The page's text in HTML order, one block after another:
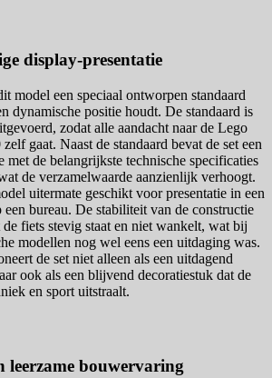
display-presentatie
model een speciaal ontworpen standaard
dynamische positie houdt. De standaard is
zodat alle aandacht naar de Lego
gaat. Naast de standaard bevat de set een
met de belangrijkste technische specificaties
de verzamelwaarde aanzienlijk verhoogt.
uitermate geschikt voor presentatie in een
bureau. De stabiliteit van de constructie
fiets stevig staat en niet wankelt, wat bij
modellen nog wel eens een uitdaging was.
de set niet alleen als een uitdagend
ook als een blijvend decoratiestuk dat de
en sport uitstraalt.
leerzame bouwervaring